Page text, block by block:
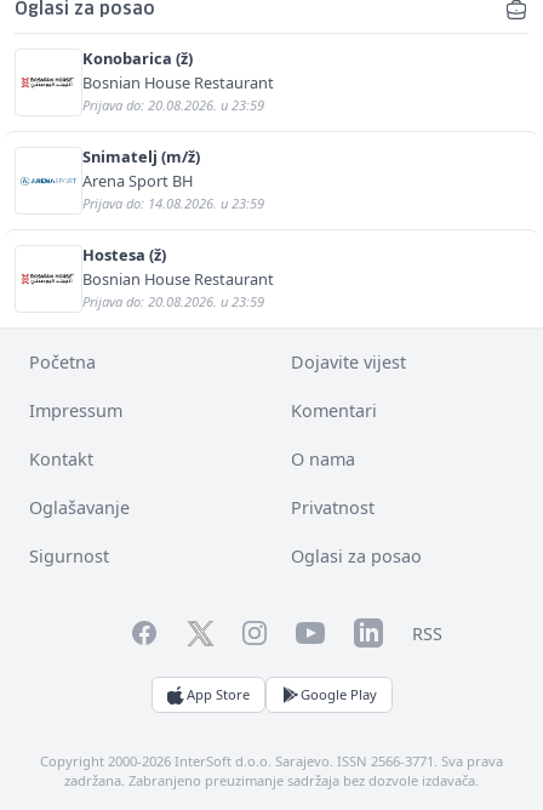
Oglasi za posao
Konobarica (ž)
Bosnian House Restaurant
Prijava do: 20.08.2026. u 23:59
Snimatelj (m/ž)
Arena Sport BH
Prijava do: 14.08.2026. u 23:59
Hostesa (ž)
Bosnian House Restaurant
Prijava do: 20.08.2026. u 23:59
Početna Dojavite vijest
Impressum Komentari
Kontakt O nama
Oglašavanje Privatnost
Sigurnost Oglasi za posao
FacebookTwitterInstagramYouTubeLinkedInRSS
App Store Google Play
Copyright 2000-2026 InterSoft d.o.o. Sarajevo. ISSN 2566-3771. Sva prava
zadržana. Zabranjeno preuzimanje sadržaja bez dozvole izdavača.